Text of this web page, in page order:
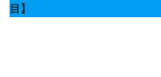
目】